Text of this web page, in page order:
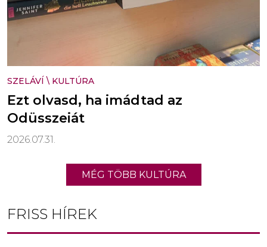
SZELÁVÍ \ KULTÚRA
Ezt olvasd, ha imádtad az
Odüsszeiát
2026.07.31.
MÉG TÖBB KULTÚRA
FRISS HÍREK